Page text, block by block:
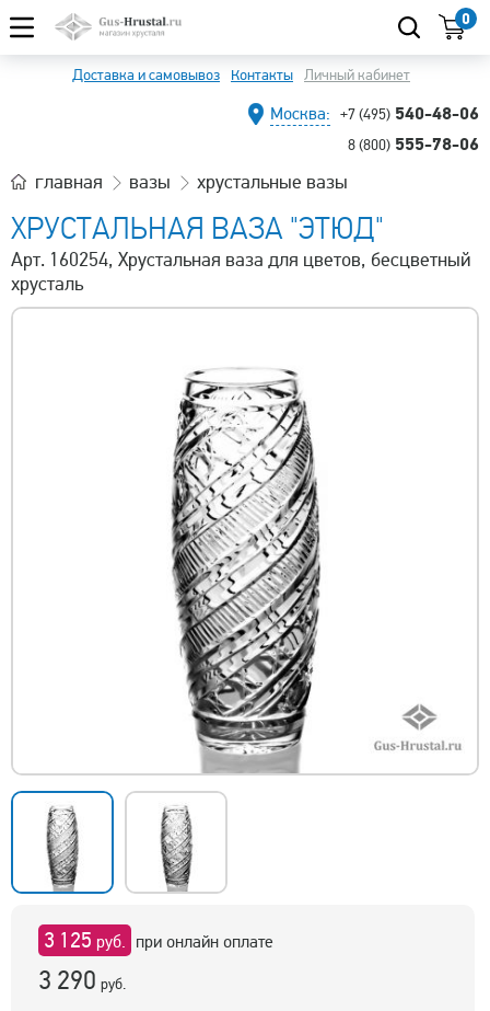
0
Доставка и самовывоз Контакты Личный кабинет
Москва: +7 (495) 540-48-06
8 (800) 555-78-06
главная вазы хрустальные вазы
ХРУСТАЛЬНАЯ ВАЗА "ЭТЮД"
Арт. 160254, Хрустальная ваза для цветов, бесцветный
хрусталь
3 125 руб. при онлайн оплате
3 290 руб.